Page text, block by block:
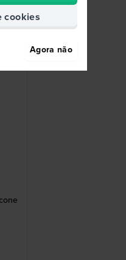
cookies
Agora não